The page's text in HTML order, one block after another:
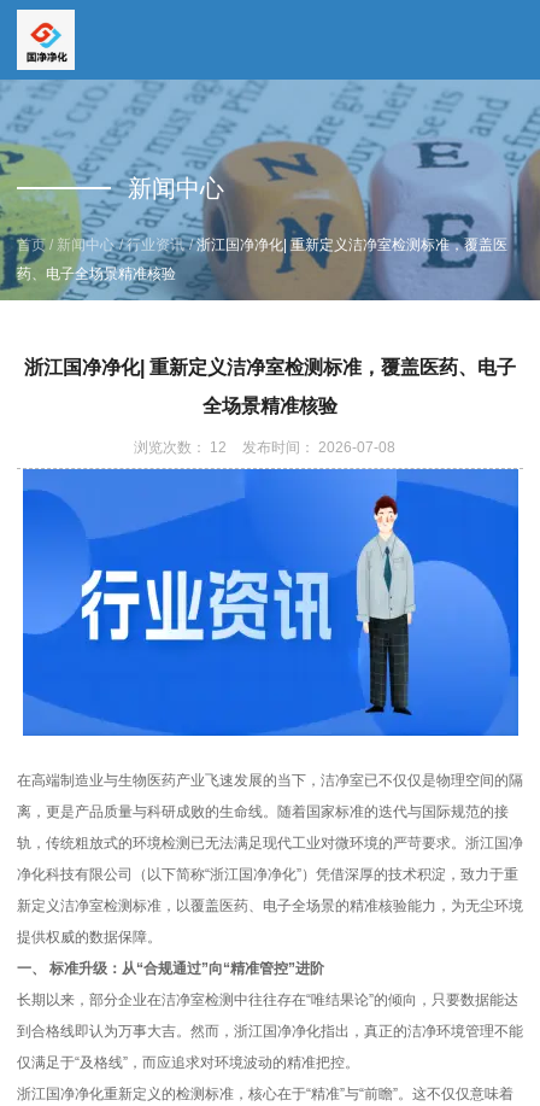
全国服务热线
19157616862
全国服务热线
15669159195新闻中心
首页 / 新闻中心 /行业资讯 /浙江国净净化| 重新定义洁净室检测标准，覆盖医
药、电子全场景精准核验
浙江国净净化| 重新定义洁净室检测标准，覆盖医药、电子
全场景精准核验
浏览次数： 12 发布时间： 2026-07-08
在高端制造业与生物医药产业飞速发展的当下，洁净室已不仅仅是物理空间的隔
离，更是产品质量与科研成败的生命线。随着国家标准的迭代与国际规范的接
轨，传统粗放式的环境检测已无法满足现代工业对微环境的严苛要求。浙江国净
净化科技有限公司（以下简称“浙江国净净化”）凭借深厚的技术积淀，致力于重
新定义洁净室检测标准，以覆盖医药、电子全场景的精准核验能力，为无尘环境
提供权威的数据保障。
一、 标准升级：从“合规通过”向“精准管控”进阶
长期以来，部分企业在洁净室检测中往往存在“唯结果论”的倾向，只要数据能达
到合格线即认为万事大吉。然而，浙江国净净化指出，真正的洁净环境管理不能
仅满足于“及格线”，而应追求对环境波动的精准把控。
浙江国净净化重新定义的检测标准，核心在于“精准”与“前瞻”。这不仅仅意味着